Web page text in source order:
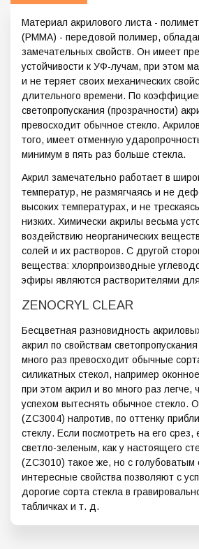
Материал акрилового листа -
(PMMA) - передовой полимер,
замечательных свойств. Он имеет
устойчивости к УФ-лучам, при этом
и не теряет своих механических
длительного времени. По
светопропускания (прозрачности)
превосходит обычное стекло.
того, имеет отменную
минимум в пять раз больше стекла.
Акрил замечательно работает в
температур, не размягчаясь и не
высоких температурах, и не
низких. Химически акрилы весьма
воздействию неорганических
солей и их растворов. С другой
вещества: хлорпроизводные
эфиры являются растворителями для
ZENOCRYL CLEAR
Бесцветная разновидность
акрил по свойствам
много раз превосходит обычные
силикатных стекол, например
при этом акрил и во много раз легче,
успехом вытеснять обычное стекло.
(ZC3004) напротив, по оттенку
стеклу. Если посмотреть на его срез,
светло-зеленым, как у настоящего
(ZC3010) такое же, но с голубоватым
интересные свойства позволяют с
дорогие сорта стекла в
табличках и т. д.